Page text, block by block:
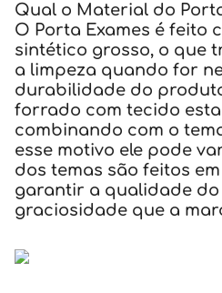
Qual o Material do
O Porta Exames é feito
sintético grosso, o que
a limpeza quando for
durabilidade do
forrado com tecido
combinando com o
esse motivo ele pode
dos temas são feitos
garantir a qualidade do
graciosidade que a